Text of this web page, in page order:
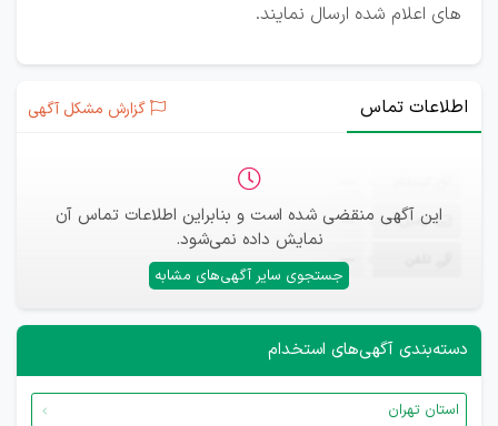
های اعلام شده ارسال نمایند.
اطلاعات تماس گزارش مشکل آگهی
این آگهی منقضی شده است و بنابراین اطلاعات تماس آن
نمایش داده نمی‌شود.
جستجوی سایر آگهی‌های مشابه
ایمیل —
—
دسته‌بندی آگهی‌های استخدام
استان تهران